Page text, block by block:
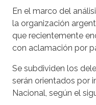
En el marco del
la organización
que recientemente
con aclamación por
Se subdividen los
serán orientados por
Nacional, según el